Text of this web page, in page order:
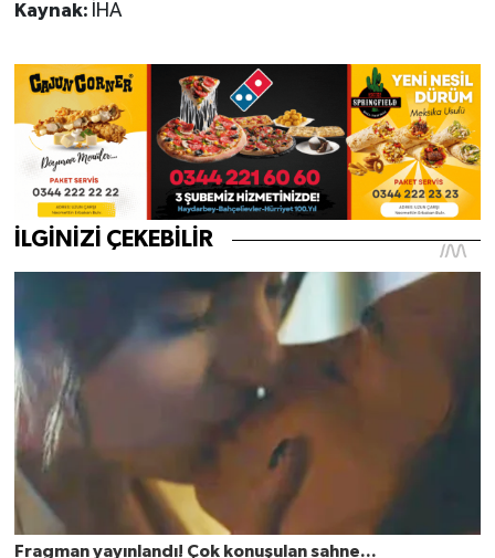
Kaynak: İHA